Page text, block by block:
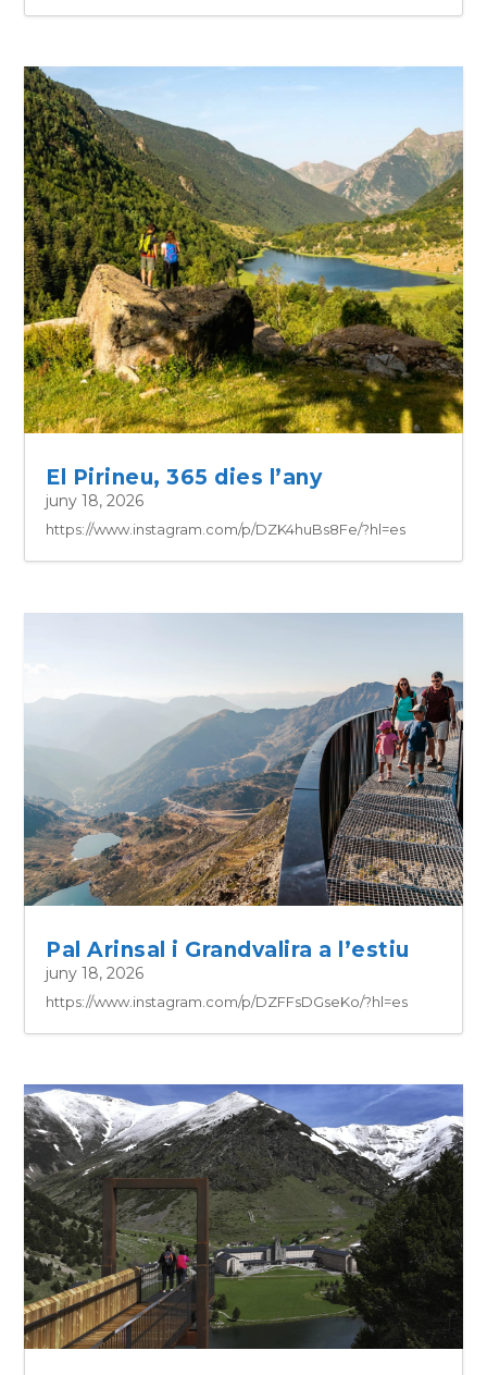
El Pirineu, 365 dies l’any
juny 18, 2026
https://www.instagram.com/p/DZK4huBs8Fe/?hl=es
Pal Arinsal i Grandvalira a l’estiu
juny 18, 2026
https://www.instagram.com/p/DZFFsDGseKo/?hl=es